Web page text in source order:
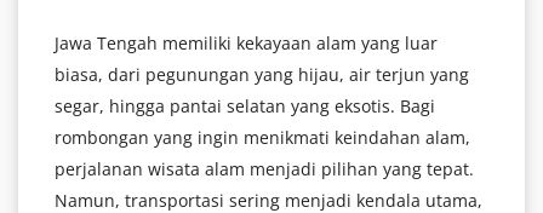
Jawa Tengah memiliki kekayaan alam yang luar
biasa, dari pegunungan yang hijau, air terjun yang
segar, hingga pantai selatan yang eksotis. Bagi
rombongan yang ingin menikmati keindahan alam,
perjalanan wisata alam menjadi pilihan yang tepat.
Namun, transportasi sering menjadi kendala utama,